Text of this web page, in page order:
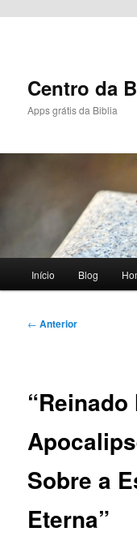
Centro da
Apps grátis da Biblia
principal
Início Blog
Navegação
← Anterior
Sobre a
Eterna”